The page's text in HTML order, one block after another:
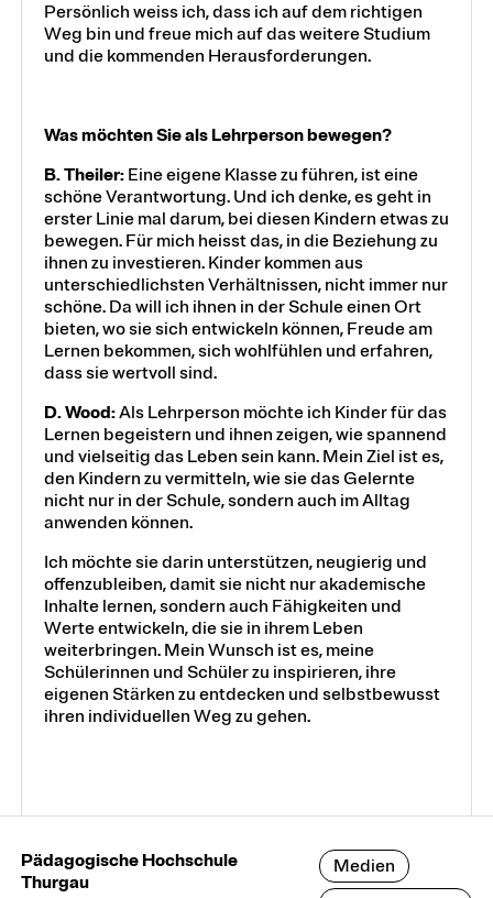
Persönlich weiss ich, dass ich auf dem richtigen
Weg bin und freue mich auf das weitere Studium
und die kommenden Herausforderungen.
Was möchten Sie als Lehrperson bewegen?
B. Theiler:Eine eigene Klasse zu führen, ist eine
schöne Verantwortung. Und ich denke, es geht in
erster Linie mal darum, bei diesen Kindern etwas zu
bewegen. Für mich heisst das, in die Beziehung zu
ihnen zu investieren. Kinder kommen aus
unterschiedlichsten Verhältnissen, nicht immer nur
schöne. Da will ich ihnen in der Schule einen Ort
bieten, wo sie sich entwickeln können, Freude am
Lernen bekommen, sich wohlfühlen und erfahren,
dass sie wertvoll sind.
D. Wood:Als Lehrperson möchte ich Kinder für das
Lernen begeistern und ihnen zeigen, wie spannend
und vielseitig das Leben sein kann. Mein Ziel ist es,
den Kindern zu vermitteln, wie sie das Gelernte
nicht nur in der Schule, sondern auch im Alltag
anwenden können.
Ich möchte sie darin unterstützen, neugierig und
offenzubleiben, damit sie nicht nur akademische
Inhalte lernen, sondern auch Fähigkeiten und
Werte entwickeln, die sie in ihrem Leben
weiterbringen. Mein Wunsch ist es, meine
Schülerinnen und Schüler zu inspirieren, ihre
eigenen Stärken zu entdecken und selbstbewusst
ihren individuellen Weg zu gehen.
Pädagogische Hochschule
Thurgau
Medien